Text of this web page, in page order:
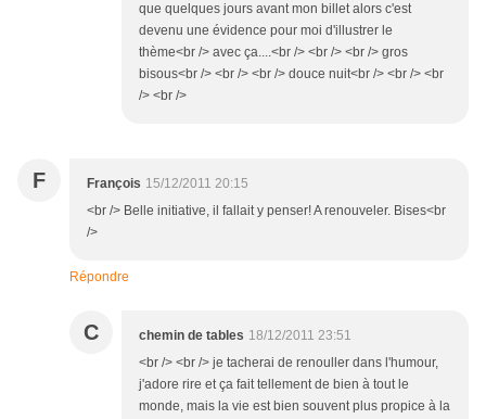
que quelques jours avant mon billet alors c'est
devenu une évidence pour moi d'illustrer le
thème<br /> avec ça....<br /> <br /> <br /> gros
bisous<br /> <br /> <br /> douce nuit<br /> <br /> <br
/> <br />
F François 15/12/2011 20:15
<br /> Belle initiative, il fallait y penser! A renouveler. Bises<br
/>
Répondre
C chemin de tables 18/12/2011 23:51
<br /> <br /> je tacherai de renouller dans l'humour,
j'adore rire et ça fait tellement de bien à tout le
monde, mais la vie est bien souvent plus propice à la